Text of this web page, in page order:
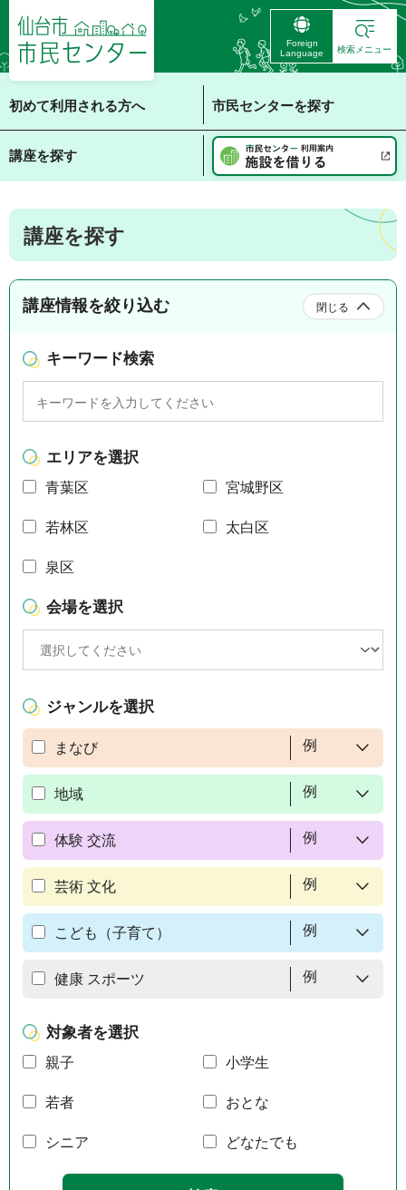
仙台市 市民センタ
ー
Foreign
Language
検索メニュー
初めて利用される方へ 市民センターを探す
講座を探す
講座を探す
講座情報を絞り込む 閉じる
キーワード検索
エリアを選択
青葉区 宮城野区
若林区 太白区
泉区
会場を選択
ジャンルを選択
まなび 例
地域 例
体験 交流 例
芸術 文化 例
こども（子育て） 例
健康 スポーツ 例
対象者を選択
親子 小学生
若者 おとな
シニア どなたでも